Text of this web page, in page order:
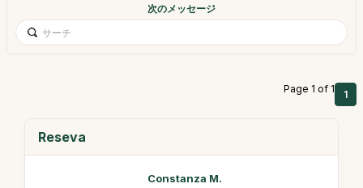
次のメッセージ
Page 1 of 1 1
Reseva
Constanza M.